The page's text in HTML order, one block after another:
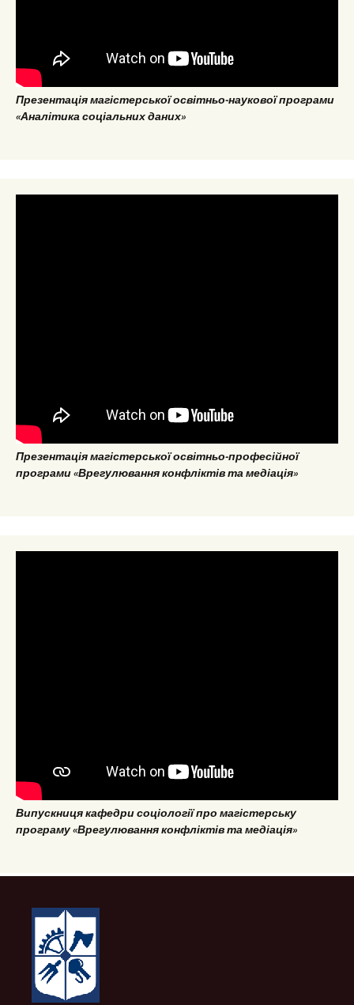
Презентація магістерської освітньо-наукової програми
«Аналітика соціальних даних»
Презентація магістерської освітньо-професійної
програми «Врегулювання конфліктів та медіація»
Випускниця кафедри соціології про магістерську
програму «Врегулювання конфліктів та медіація»